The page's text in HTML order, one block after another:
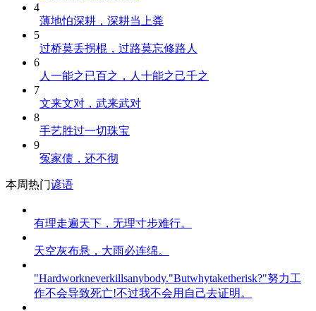
4
薄地怕深耕，深耕当上粪
5
过桥莫丢拐棍，过路莫忘修路人
6
人一能之已百之，人十能之己千之
7
文来文对，武来武对
8
手艺胜过一切珠宝
9
冤家债，还不彻
本周热门谚语
有理走遍天下，无理寸步难行。
天空灰布悬，大雨必连绵。
"Hardworkneverkillsanybody."Butwhytaketherisk?"努力工
作不会导致死亡!不过我不会用自己去证明。